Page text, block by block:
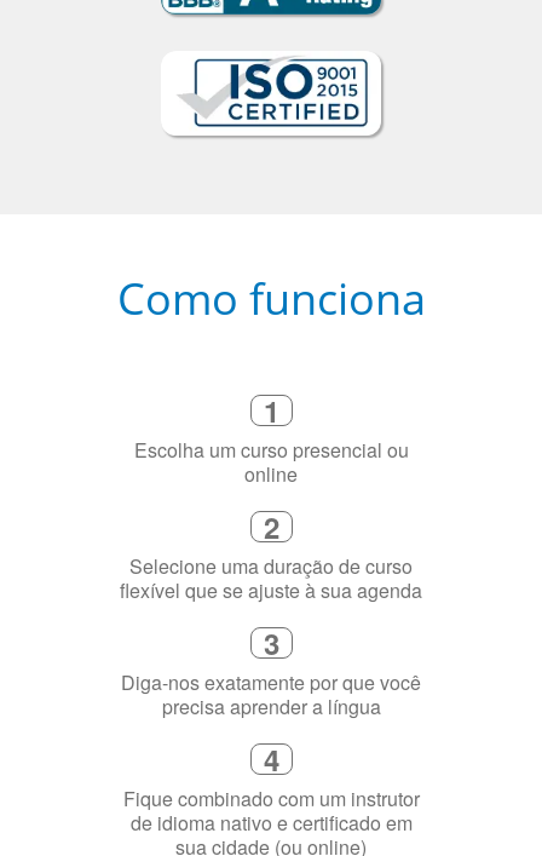
Como funciona
1
Escolha um curso presencial ou
2
Selecione uma duração de curso
3
Diga-nos exatamente por que você
4
Fique combinado com um instrutor